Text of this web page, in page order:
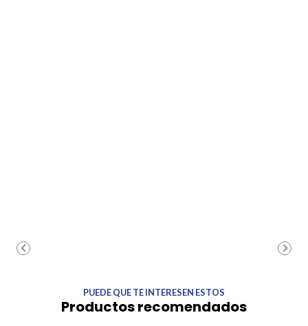
PUEDE QUE TE INTERESEN ESTOS
Productos recomendados